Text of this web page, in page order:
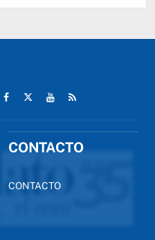
CONTACTO
CONTACTO